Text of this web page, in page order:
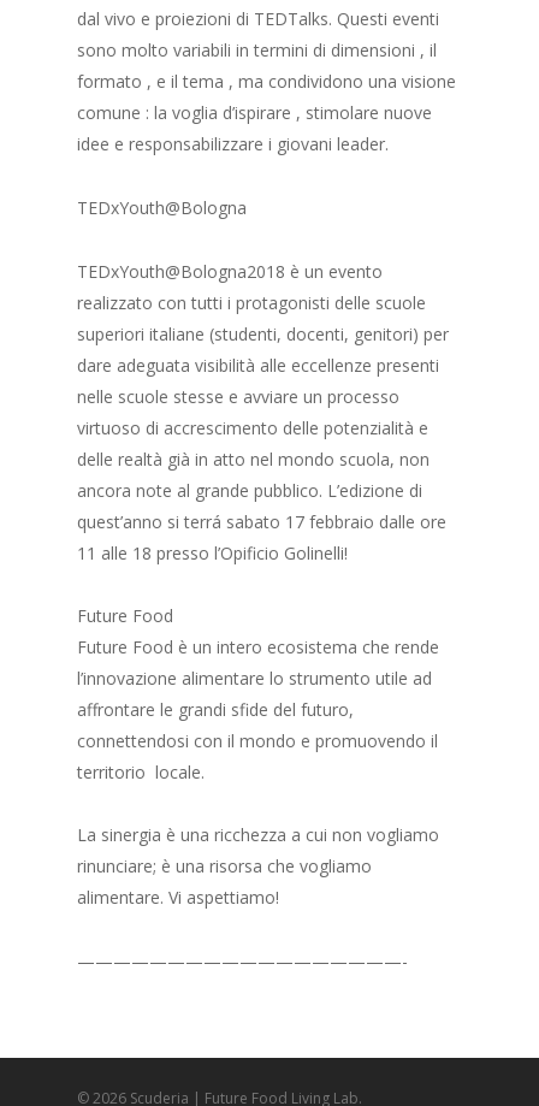
dal vivo e proiezioni di TEDTalks. Questi eventi
sono molto variabili in termini di dimensioni , il
formato , e il tema , ma condividono una visione
comune : la voglia d’ispirare , stimolare nuove
idee e responsabilizzare i giovani leader.
TEDxYouth@Bologna
TEDxYouth@Bologna2018 è un evento
realizzato con tutti i protagonisti delle scuole
superiori italiane (studenti, docenti, genitori) per
dare adeguata visibilità alle eccellenze presenti
nelle scuole stesse e avviare un processo
virtuoso di accrescimento delle potenzialità e
delle realtà già in atto nel mondo scuola, non
ancora note al grande pubblico. L’edizione di
quest’anno si terrá sabato 17 febbraio dalle ore
11 alle 18 presso l’Opificio Golinelli!
Future Food
Future Food è un intero ecosistema che rende
l’innovazione alimentare lo strumento utile ad
affrontare le grandi sfide del futuro,
connettendosi con il mondo e promuovendo il
territorio locale.
La sinergia è una ricchezza a cui non vogliamo
rinunciare; è una risorsa che vogliamo
alimentare. Vi aspettiamo!
——————————————————-
© 2026 Scuderia | Future Food Living Lab.